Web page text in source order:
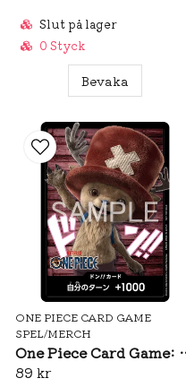
Slut på lager
0 Styck
Bevaka
ONE PIECE CARD GAME
SPEL/MERCH
One Piece Card
89 kr